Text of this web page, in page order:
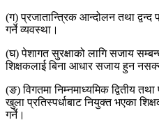
(ग) प्रजातान्त्रिक आन्दोलन तथा द्वन्द
गर्ने व्यवस्था।
(घ) पेशागत सुरक्षाको लागि सजाय
शिक्षकलाई बिना आधार सजाय हुन
(ङ) विगतमा निम्नमाध्यमिक द्वितीय
खुला प्रतिस्पर्धाबाट नियुक्त भएका
गर्ने।